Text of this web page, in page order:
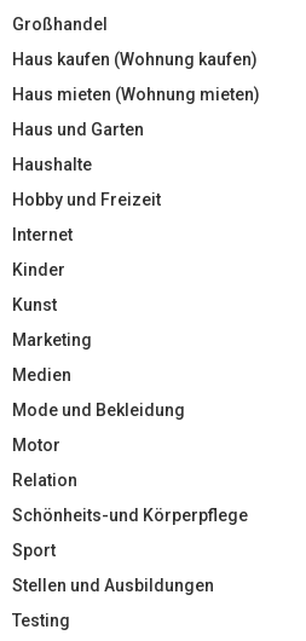
Großhandel
Haus kaufen (Wohnung kaufen)
Haus mieten (Wohnung mieten)
Haus und Garten
Haushalte
Hobby und Freizeit
Internet
Kinder
Kunst
Marketing
Medien
Mode und Bekleidung
Motor
Relation
Schönheits-und Körperpflege
Sport
Stellen und Ausbildungen
Testing